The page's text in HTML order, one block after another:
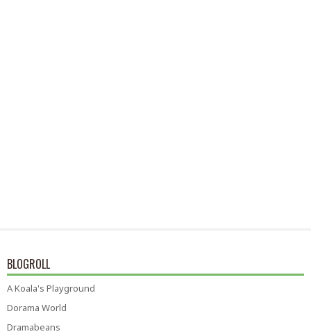
BLOGROLL
A Koala's Playground
Dorama World
Dramabeans